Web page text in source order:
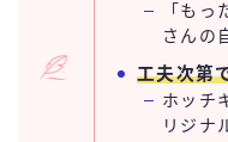
「も
さんの
工夫次第
ホッチ
リジナ